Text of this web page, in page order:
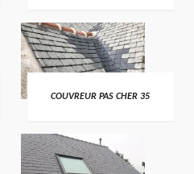
COUVREUR PAS CHER 35